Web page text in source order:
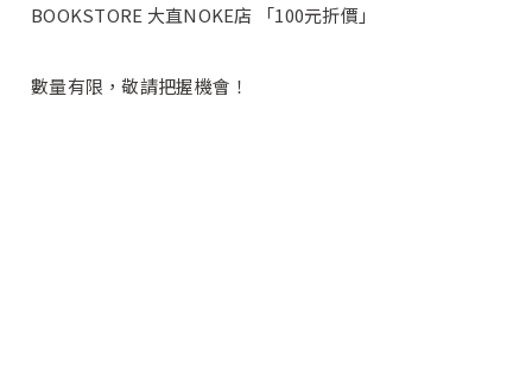
BOOKSTORE 大直NOKE店 「100元折價」
數量有限，敬請把握機會！